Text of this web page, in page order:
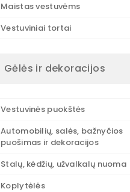
Maistas vestuvėms
Vestuviniai tortai
Gėlės ir dekoracijos
Vestuvinės puokštės
Automobilių, salės, bažnyčios
puošimas ir dekoracijos
Stalų, kėdžių, užvalkalų nuoma
Koplytėlės